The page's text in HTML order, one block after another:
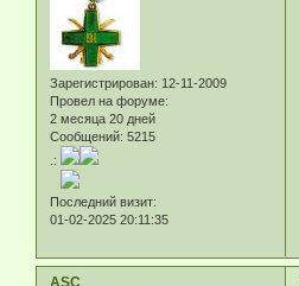
Зарегистрирован: 12-11-2009
Провел на форуме:
2 месяца 20 дней
Сообщений: 5215
.:
Последний визит:
01-02-2025 20:11:35
ASC